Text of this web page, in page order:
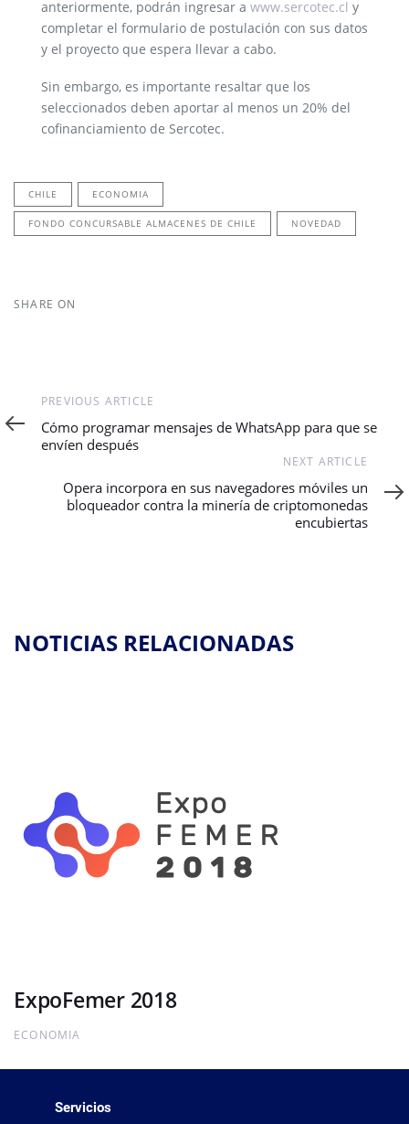
anteriormente, podrán ingresar a www.sercotec.cl y
completar el formulario de postulación con sus datos
y el proyecto que espera llevar a cabo.
Sin embargo, es importante resaltar que los
seleccionados deben aportar al menos un 20% del
cofinanciamiento de Sercotec.
CHILE ECONOMIA
FONDO CONCURSABLE ALMACENES DE CHILE NOVEDAD
SHARE ON
Previous
Article
PREVIOUS ARTICLE
Cómo programar mensajes de WhatsApp para que se
envíen después
NEXT ARTICLE
Opera incorpora en sus navegadores móviles un
bloqueador contra la minería de criptomonedas
encubiertas
NOTICIAS RELACIONADAS
ExpoFemer 2018
ECONOMIA
Servicios